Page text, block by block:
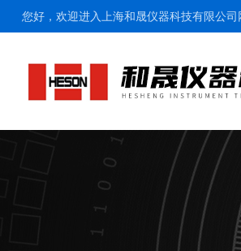
您好，欢迎进入上海和晟仪器科技有限公司